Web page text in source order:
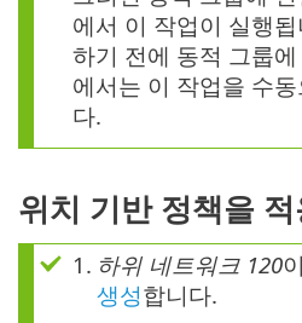
에서 이 작업이 실행
하기 전에 동적 그룹
에서는 이 작업을 수
다.
위치 기반 정책을
1. 하위 네트워크 120
생성합니다.